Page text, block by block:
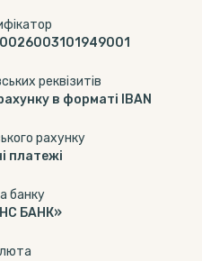
реквізитів
в форматі IBAN
рахунку
платежі
банку
БАНК»